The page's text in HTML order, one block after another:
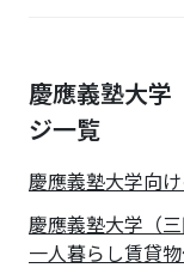
慶應義塾大学
ジ一覧
慶應義塾大学向
慶應義塾大学（
一人暮らし賃貸